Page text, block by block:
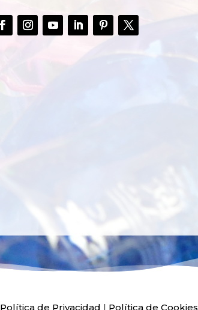
RECICLADO EN
Política de Privacidad | Política de Cookies